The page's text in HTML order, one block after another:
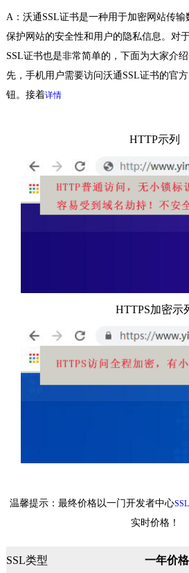
A：沃通SSL证书是一种用于加密网站传
保护网站的安全性和用户的隐私信息。对
SSL证书也是非常简单的，下面为大家介
先，手机用户需要访问沃通SSL证书的官
钮。接着详情
HTTP示列
HTTPS加密示
温馨提示：最终价格以一门开发者中心
实时价格！
SSL类型 一年价格